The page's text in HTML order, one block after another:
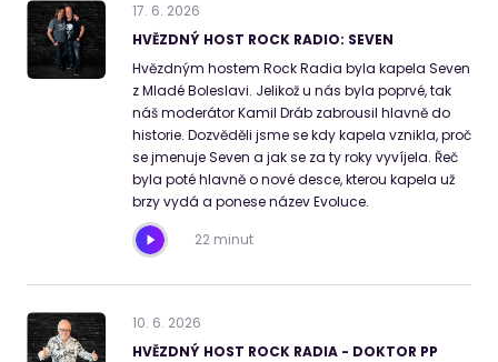
17. 6. 2026
HVĚZDNÝ HOST ROCK RADIO: SEVEN
Hvězdným hostem Rock Radia byla kapela Seven
z Mladé Boleslavi. Jelikož u nás byla poprvé, tak
náš moderátor Kamil Dráb zabrousil hlavně do
historie. Dozvěděli jsme se kdy kapela vznikla, proč
se jmenuje Seven a jak se za ty roky vyvíjela. Řeč
byla poté hlavně o nové desce, kterou kapela už
brzy vydá a ponese název Evoluce.
22 minut
10. 6. 2026
HVĚZDNÝ HOST ROCK RADIA - DOKTOR PP